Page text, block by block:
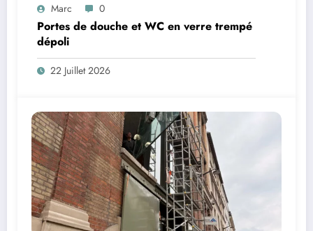
Marc 0
Portes de douche et WC en verre trempé
dépoli
22 Juillet 2026